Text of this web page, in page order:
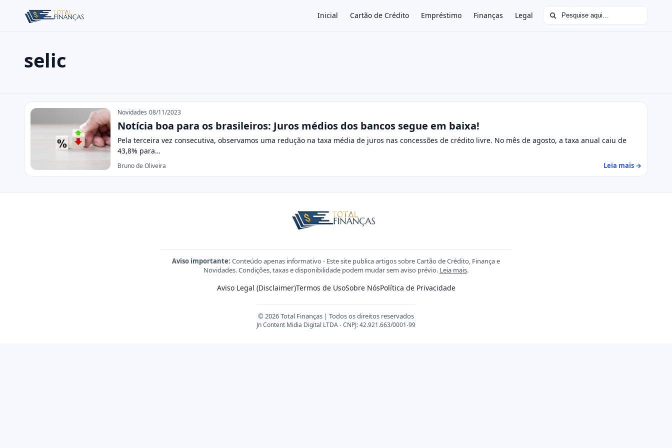
Inicial Cartão de Crédito Empréstimo Finanças Legal Buscar por:
Buscar no site
Pressione Enter para buscar ou ESC para fechar.
selic
selic Novidades 08/11/2023
Notícia boa para os brasileiros: Juros médios dos bancos segue em baixa!
Pela terceira vez consecutiva, observamos uma redução na taxa média de juros nas concessões de crédito livre. No mês de agosto, a taxa anual caiu de
43,8% para…
Bruno de Oliveira Leia mais →
Aviso importante: Conteúdo apenas informativo - Este site publica artigos sobre Cartão de Crédito, Finança e
Novidades. Condições, taxas e disponibilidade podem mudar sem aviso prévio. Leia mais.
Aviso Legal (Disclaimer)Termos de UsoSobre NósPolítica de Privacidade
© 2026 Total Finanças | Todos os direitos reservados
Jn Content Midia Digital LTDA - CNPJ: 42.921.663/0001-99